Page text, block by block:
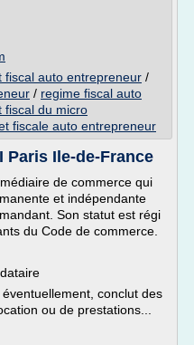
fiscal auto entrepreneur /
/ regime fiscal auto
fiscal du micro
fiscale auto entrepreneur
Paris Ile-de-France
de commerce qui
et indépendante
Son statut est régi
du Code de commerce.
conclut des
ou de prestations...